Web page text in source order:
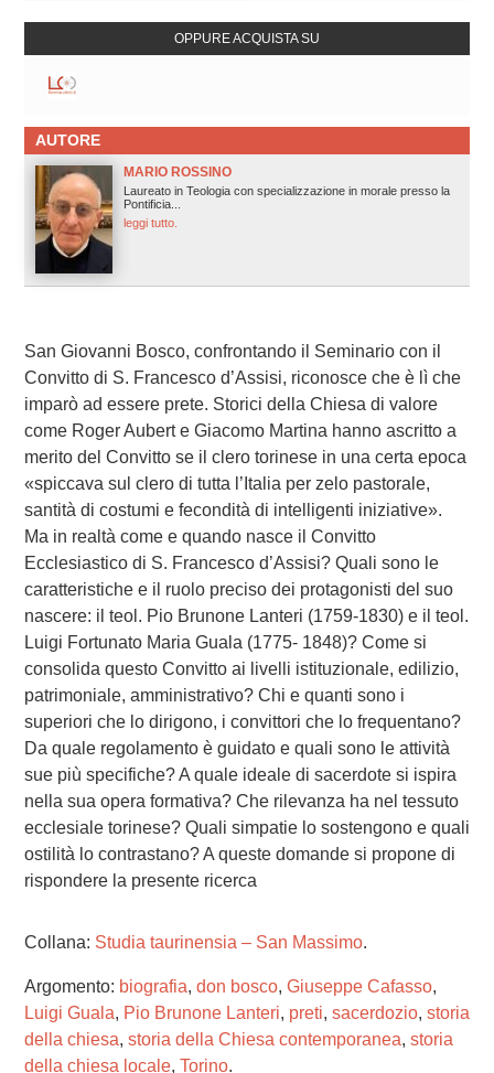
OPPURE ACQUISTA SU
AUTORE
MARIO ROSSINO
Laureato in Teologia con specializzazione in morale presso la
Pontificia...
leggi tutto.
San Giovanni Bosco, confrontando il Seminario con il
Convitto di S. Francesco d’Assisi, riconosce che è lì che
imparò ad essere prete. Storici della Chiesa di valore
come Roger Aubert e Giacomo Martina hanno ascritto a
merito del Convitto se il clero torinese in una certa epoca
«spiccava sul clero di tutta l’Italia per zelo pastorale,
santità di costumi e fecondità di intelligenti iniziative».
Ma in realtà come e quando nasce il Convitto
Ecclesiastico di S. Francesco d’Assisi? Quali sono le
caratteristiche e il ruolo preciso dei protagonisti del suo
nascere: il teol. Pio Brunone Lanteri (1759-1830) e il teol.
Luigi Fortunato Maria Guala (1775- 1848)? Come si
consolida questo Convitto ai livelli istituzionale, edilizio,
patrimoniale, amministrativo? Chi e quanti sono i
superiori che lo dirigono, i convittori che lo frequentano?
Da quale regolamento è guidato e quali sono le attività
sue più specifiche? A quale ideale di sacerdote si ispira
nella sua opera formativa? Che rilevanza ha nel tessuto
ecclesiale torinese? Quali simpatie lo sostengono e quali
ostilità lo contrastano? A queste domande si propone di
rispondere la presente ricerca
Collana: Studia taurinensia – San Massimo.
Argomento: biografia, don bosco, Giuseppe Cafasso,
Luigi Guala, Pio Brunone Lanteri, preti, sacerdozio, storia
della chiesa, storia della Chiesa contemporanea, storia
della chiesa locale, Torino.